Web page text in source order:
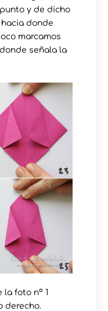
y de dicho
donde
marcamos
señala la
la foto nº 1
derecho.